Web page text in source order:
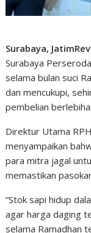
Surabaya,
Surabaya
selama bulan suci
dan mencukupi,
pembelian
Direktur Utama
menyampaikan
para mitra jagal
memastikan
“Stok sapi hidup
agar harga daging
selama Ramadhan